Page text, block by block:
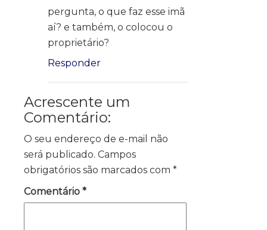
pergunta, o que faz esse imã
aí? e também, o colocou o
proprietário?
Responder
Acrescente um
Comentário:
O seu endereço de e-mail não
será publicado. Campos
obrigatórios são marcados com *
Comentário *